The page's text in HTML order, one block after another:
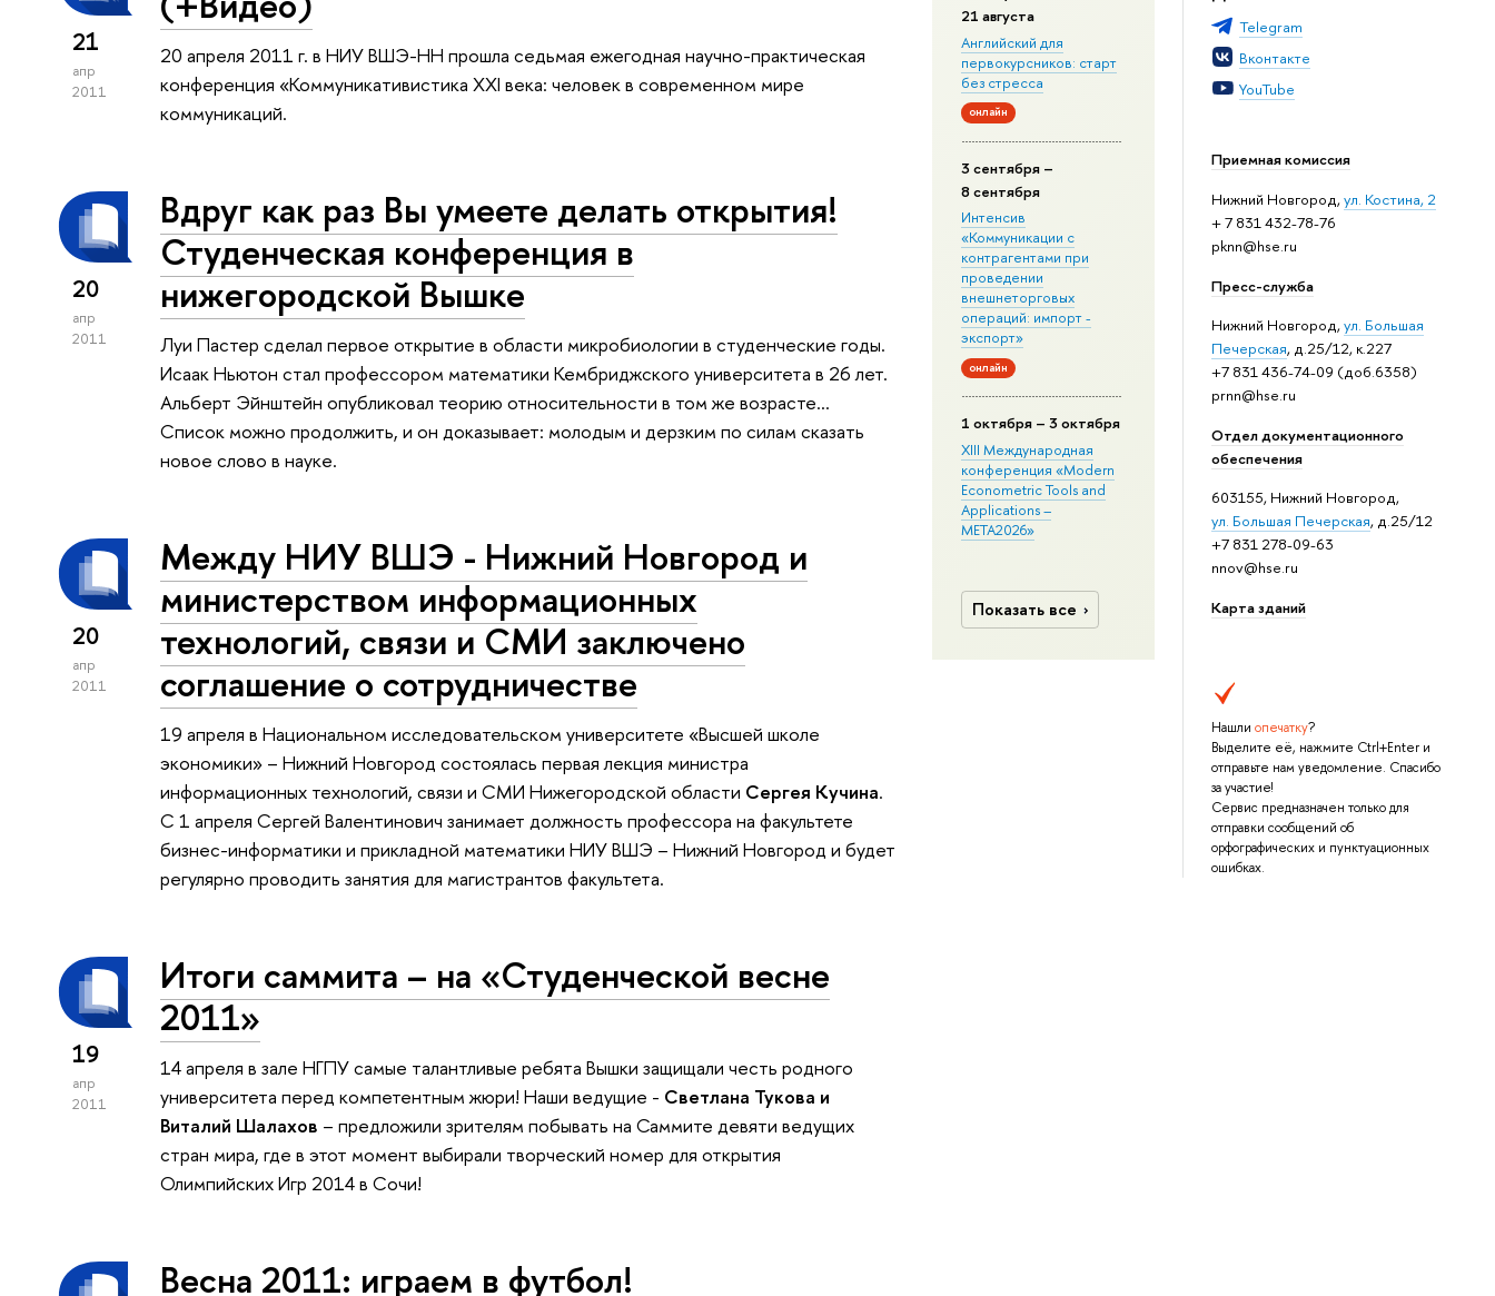
Telegram
Вконтакте
YouTube
Приемная комиссия
Нижний Новгород,ул. Костина, 2
+ 7 831 432-78-76
pknn@hse.ru
Пресс-служба
Нижний Новгород,ул. Большая
Печерская, д.25/12, к.227
+7 831 436-74-09 (доб.6358)
prnn@hse.ru
Отдел документационного
обеспечения
603155, Нижний Новгород,
ул. Большая Печерская, д.25/12
+7 831 278-09-63
nnov@hse.ru
Карта зданий
Нашли опечатку?
Выделите её, нажмите Ctrl+Enter и
отправьте нам уведомление. Спасибо
за участие!
Сервис предназначен только для
отправки сообщений об
орфографических и пунктуационных
ошибках.
21 августа
Английский для
первокурсников: старт
без стресса
онлайн
3 сентября –
8 сентября
Интенсив
«Коммуникации с
контрагентами при
проведении
внешнеторговых
операций: импорт -
экспорт»
онлайн
1 октября – 3 октября
XIII Международная
конференция «Modern
Econometric Tools and
Applications –
META2026»
Показать все
21
апр
2011
20 апреля 2011 г. в НИУ ВШЭ-НН прошла седьмая ежегодная научно-практическая
конференция «Коммуникативистика XXI века: человек в современном мире
коммуникаций.
20
апр
2011
Вдруг как раз Вы умеете делать открытия!
Студенческая конференция в
нижегородской Вышке
Луи Пастер сделал первое открытие в области микробиологии в студенческие годы.
Исаак Ньютон стал профессором математики Кембриджского университета в 26 лет.
Альберт Эйнштейн опубликовал теорию относительности в том же возрасте…
Список можно продолжить, и он доказывает: молодым и дерзким по силам сказать
новое слово в науке.
20
апр
2011
Между НИУ ВШЭ - Нижний Новгород и
министерством информационных
технологий, связи и СМИ заключено
соглашение о сотрудничестве
19 апреля в Национальном исследовательском университете «Высшей школе
экономики» – Нижний Новгород состоялась первая лекция министра
информационных технологий, связи и СМИ Нижегородской области Сергея Кучина.
С 1 апреля Сергей Валентинович занимает должность профессора на факультете
бизнес-информатики и прикладной математики НИУ ВШЭ – Нижний Новгород и будет
регулярно проводить занятия для магистрантов факультета.
19
апр
2011
Итоги саммита – на «Студенческой весне
2011»
14 апреля в зале НГПУ самые талантливые ребята Вышки защищали честь родного
университета перед компетентным жюри! Наши ведущие - Светлана Тукова и
Виталий Шалахов – предложили зрителям побывать на Саммите девяти ведущих
стран мира, где в этот момент выбирали творческий номер для открытия
Олимпийских Игр 2014 в Сочи!
Весна 2011: играем в футбол!